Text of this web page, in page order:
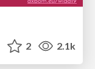
2 2.1k